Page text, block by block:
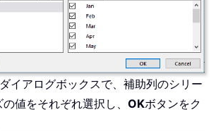
ダイアログボックスで、補助列のシリー
値をそれぞれ選択し、 OKボタンをク